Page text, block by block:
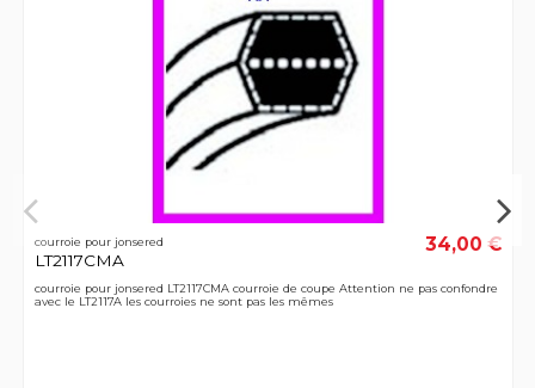
courroie pour jonsered
LT2117CMA
34,00 €
courroie pour jonsered LT2117CMA courroie de coupe Attention ne pas confondre
avec le LT2117A les courroies ne sont pas les mêmes